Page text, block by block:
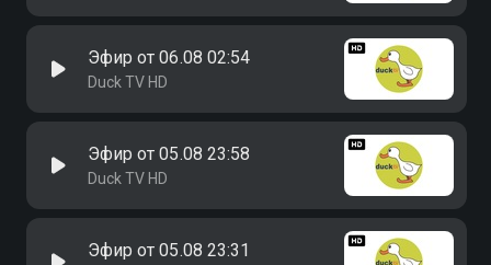
Эфир от 06.08 02:54
Duck TV HD
Эфир от 05.08 23:58
Duck TV HD
Эфир от 05.08 23:31